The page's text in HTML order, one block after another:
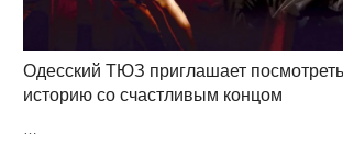
Одесский ТЮЗ приглашает
историю со счастливым концом
…